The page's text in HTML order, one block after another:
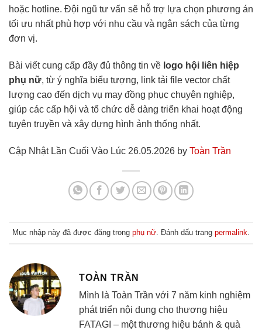
hoặc hotline. Đội ngũ tư vấn sẽ hỗ trợ lựa chọn phương án
tối ưu nhất phù hợp với nhu cầu và ngân sách của từng
đơn vị.
Bài viết cung cấp đầy đủ thông tin về logo hội liên hiệp
phụ nữ, từ ý nghĩa biểu tượng, link tải file vector chất
lượng cao đến dịch vụ may đồng phục chuyên nghiệp,
giúp các cấp hội và tổ chức dễ dàng triển khai hoạt động
tuyên truyền và xây dựng hình ảnh thống nhất.
Cập Nhật Lần Cuối Vào Lúc 26.05.2026 by Toàn Trần
Mục nhập này đã được đăng trong phụ nữ . Đánh dấu trang permalink
TOÀN TRẦN
Mình là Toàn Trần với 7 năm kinh nghiệm
phát triển nội dung cho thương hiệu
FATAGI – một thương hiệu bánh & quà